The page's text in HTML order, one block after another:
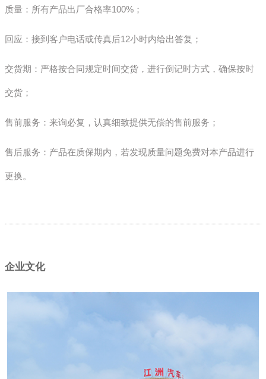
质量：所有产品出厂合格率100%；
回应：接到客户电话或传真后12小时内给出答复；
交货期：严格按合同规定时间交货，进行倒记时方式，确保按时
交货；
售前服务：来询必复，认真细致提供无偿的售前服务；
售后服务：产品在质保期内，若发现质量问题免费对本产品进行
更换。
企业文化